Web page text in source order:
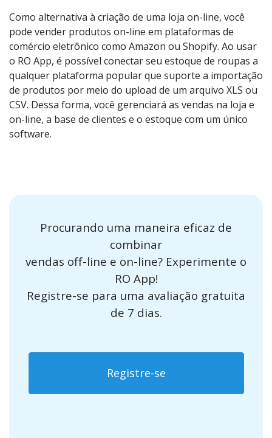
Como alternativa à criação de uma loja on-line, você
pode vender produtos on-line em plataformas de
comércio eletrônico como Amazon ou Shopify. Ao usar
o RO App, é possível conectar seu estoque de roupas a
qualquer plataforma popular que suporte a importação
de produtos por meio do upload de um arquivo XLS ou
CSV. Dessa forma, você gerenciará as vendas na loja e
on-line, a base de clientes e o estoque com um único
software.
Procurando uma maneira eficaz de
combinar
vendas off-line e on-line? Experimente o
RO App!
Registre-se para uma avaliação gratuita
de 7 dias.
Registre-se